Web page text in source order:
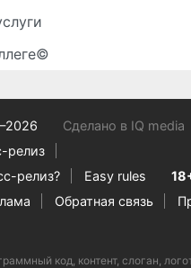
Сделано в IQ media
релиз
релиз?
Easy rules
Обратная связь
код, контент, слоган,